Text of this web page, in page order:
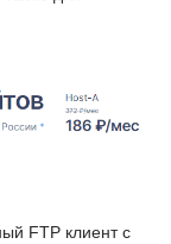
FTP клиент с